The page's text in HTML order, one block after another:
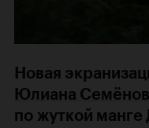
Новая
Юлиана
по жуткой манге